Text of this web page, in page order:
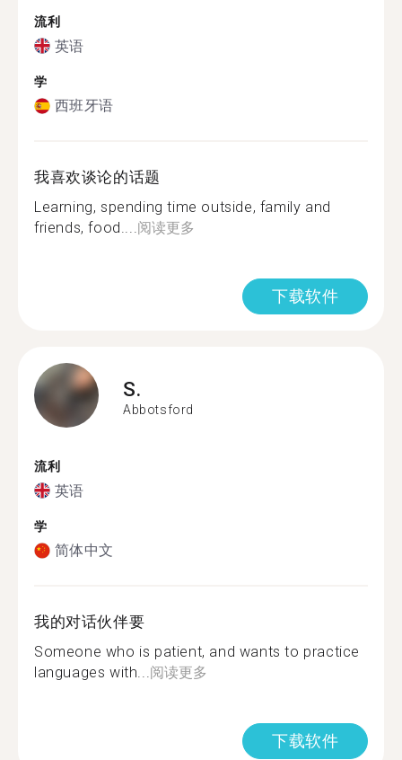
流利
英语
学
西班牙语
我喜欢谈论的话题
Learning, spending time outside, family and
friends, food....阅读更多
下载软件
S.
Abbotsford
流利
英语
学
简体中文
我的对话伙伴要
Someone who is patient, and wants to practice
languages with...阅读更多
下载软件